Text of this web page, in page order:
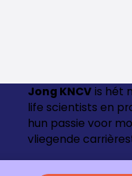
Jong KNCV is hét
life scientists en
hun passie voor
vliegende